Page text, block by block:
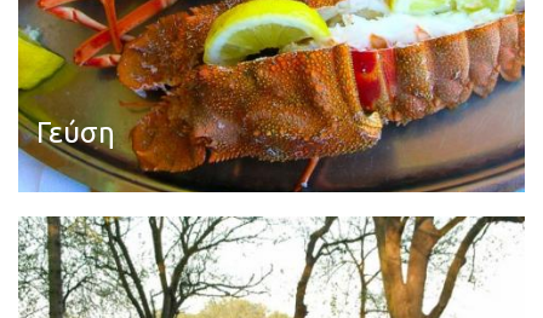
Γεύση
Διαβάστε περισσότερα